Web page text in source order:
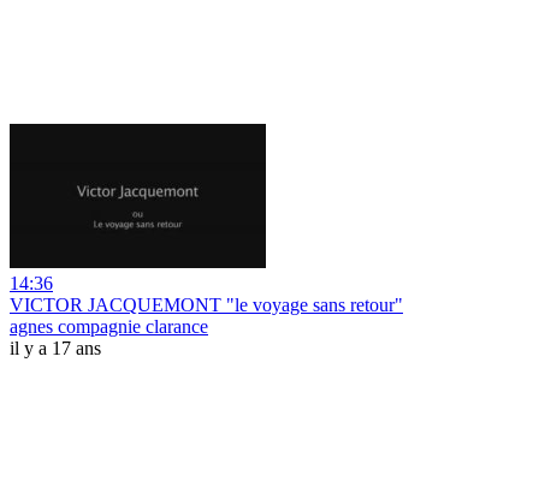
14:36
VICTOR JACQUEMONT "le voyage sans retour"
agnes compagnie clarance
il y a 17 ans